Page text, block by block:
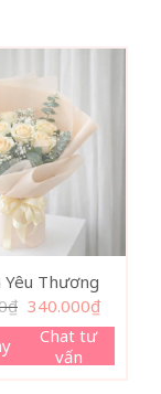
Yêu Thương
₫ Giá
gốc
là:
390.000₫.
340.000₫Giá
hiện
tại
Chat tư
vấn